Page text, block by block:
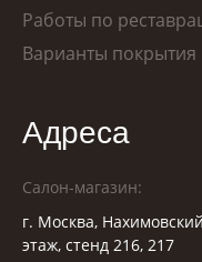
Работы по
Варианты покрытия
Адреса
Салон-магазин:
г. Москва,
этаж, стенд 216, 217